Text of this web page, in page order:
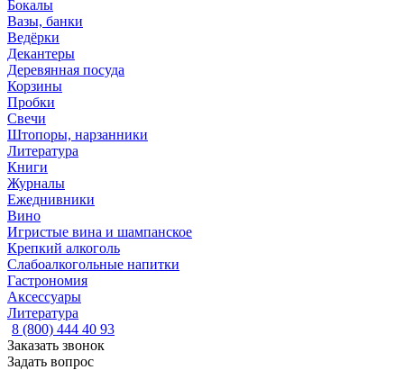
Бокалы
Вазы, банки
Ведёрки
Декантеры
Деревянная посуда
Корзины
Пробки
Свечи
Штопоры, нарзанники
Литература
Книги
Журналы
Ежеднивники
Вино
Игристые вина и шампанское
Крепкий алкоголь
Слабоалкогольные напитки
Гастрономия
Аксессуары
Литература
8 (800) 444 40 93
Заказать звонок
Задать вопрос